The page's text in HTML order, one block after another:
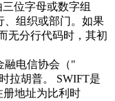
三位字母或数字组
、组织或部门。如果
无分行代码时，其初
融电信协会（"
拉胡普。 SWIFT是
册地址为比利时